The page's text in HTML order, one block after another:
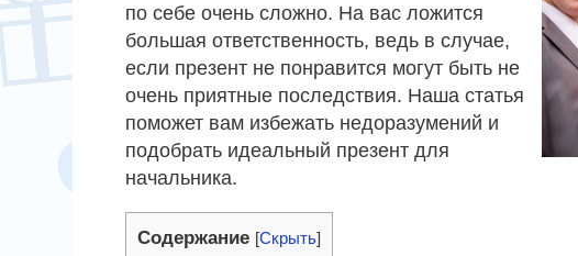
по себе очень сложно. На вас ложится
большая ответственность, ведь в случае,
если презент не понравится могут быть не
очень приятные последствия. Наша статья
поможет вам избежать недоразумений и
подобрать идеальный презент для
начальника.
Содержание [Скрыть]